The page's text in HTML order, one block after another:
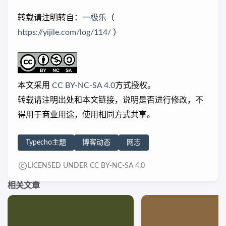
转载请注明转自： 一极乐 （
https://yijile.com/log/114/ ）
本文采用 CC BY-NC-SA 4.0方式授权。
转载请注明出处和本文链接，说明是否进行修改，不
得用于商业用途，使用相同方式共享。
Typecho主题 博客动态 网志
LICENSED UNDER CC BY-NC-SA 4.0
相关文章